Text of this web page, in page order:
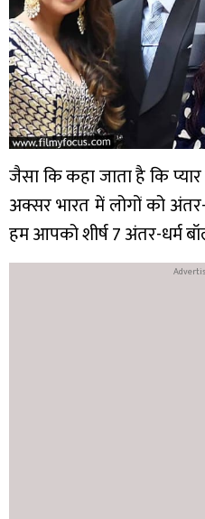
जैसा कि कहा जाता है कि
अक्सर भारत में लोगों को
हम आपको शीर्ष 7 अंतर-धर्म